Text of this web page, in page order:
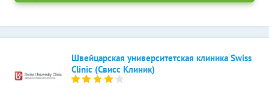
Швейцарская университетская клиника Swiss
Clinic (Свисс Клиник)